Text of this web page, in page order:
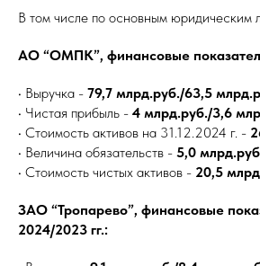
В том числе по основным юридическим
АО “ОМПК”, финансовые
• Выручка - 79,7 млрд.руб./63,5
• Чистая прибыль - 4 млрд.руб./3,6
• Стоимость активов на 31.12.2024 г. -
• Величина обязательств - 5,0
• Стоимость чистых активов - 20,5
ЗАО “Тропарево”, финансовые
2024/2023 гг.: